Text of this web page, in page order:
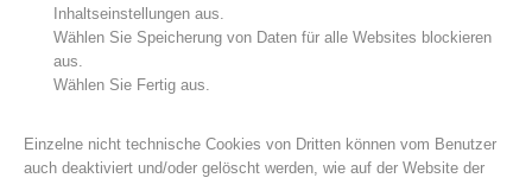
Inhaltseinstellungen aus.
Wählen Sie Speicherung von Daten für alle Websites blockieren
aus.
Wählen Sie Fertig aus.
Einzelne nicht technische Cookies von Dritten können vom Benutzer
auch deaktiviert und/oder gelöscht werden, wie auf der Website der